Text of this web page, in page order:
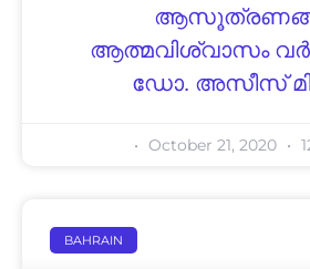
ആത്മവിശ്വാസം
ഡോ. അസീസ്
October 21, 2020
BAHRAIN